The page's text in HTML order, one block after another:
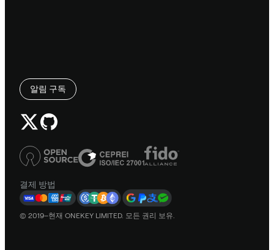
알림 구독
결제 방법
© 2019–현재 ONEKEY LIMITED. 모든 권리 보유.